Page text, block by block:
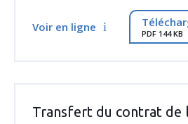
Voir en ligne PDF 144 KB
Transfert du contrat de